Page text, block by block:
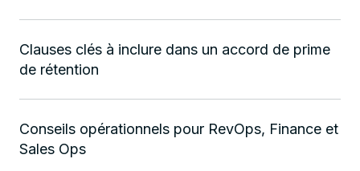
Clauses clés à inclure dans un accord de prime
de rétention
Conseils opérationnels pour RevOps, Finance et
Sales Ops